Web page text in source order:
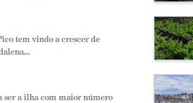
tem vindo a crescer de
ser a ilha com maior número